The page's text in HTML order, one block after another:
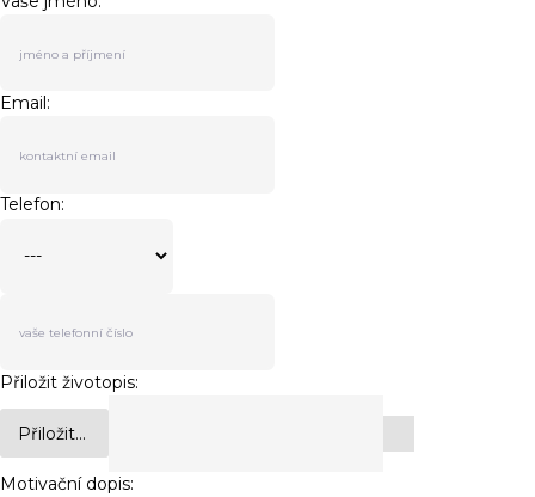
Email:
Telefon:
Přiložit životopis:
Přiložit...
Motivační dopis: